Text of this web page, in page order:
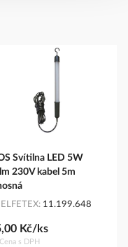
Svítilna LED 5W
230V kabel 5m
11.199.648
Cena s DPH
Kč/ks